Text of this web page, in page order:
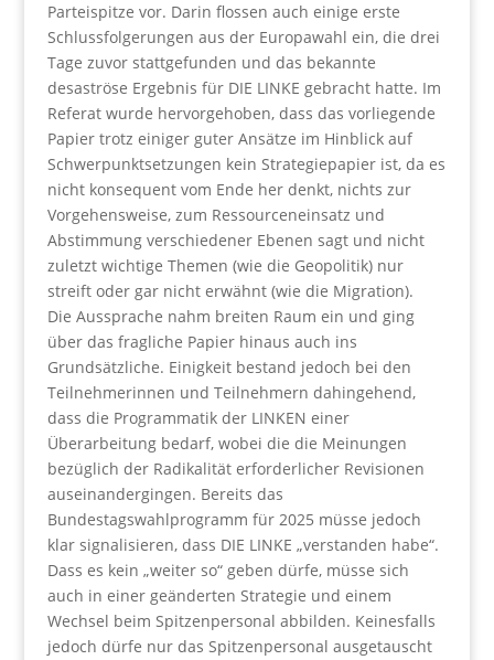
Parteispitze vor. Darin flossen auch einige erste
Schlussfolgerungen aus der Europawahl ein, die drei
Tage zuvor stattgefunden und das bekannte
desaströse Ergebnis für DIE LINKE gebracht hatte. Im
Referat wurde hervorgehoben, dass das vorliegende
Papier trotz einiger guter Ansätze im Hinblick auf
Schwerpunktsetzungen kein Strategiepapier ist, da es
nicht konsequent vom Ende her denkt, nichts zur
Vorgehensweise, zum Ressourceneinsatz und
Abstimmung verschiedener Ebenen sagt und nicht
zuletzt wichtige Themen (wie die Geopolitik) nur
streift oder gar nicht erwähnt (wie die Migration).
Die Aussprache nahm breiten Raum ein und ging
über das fragliche Papier hinaus auch ins
Grundsätzliche. Einigkeit bestand jedoch bei den
Teilnehmerinnen und Teilnehmern dahingehend,
dass die Programmatik der LINKEN einer
Überarbeitung bedarf, wobei die die Meinungen
bezüglich der Radikalität erforderlicher Revisionen
auseinandergingen. Bereits das
Bundestagswahlprogramm für 2025 müsse jedoch
klar signalisieren, dass DIE LINKE „verstanden habe“.
Dass es kein „weiter so“ geben dürfe, müsse sich
auch in einer geänderten Strategie und einem
Wechsel beim Spitzenpersonal abbilden. Keinesfalls
jedoch dürfe nur das Spitzenpersonal ausgetauscht